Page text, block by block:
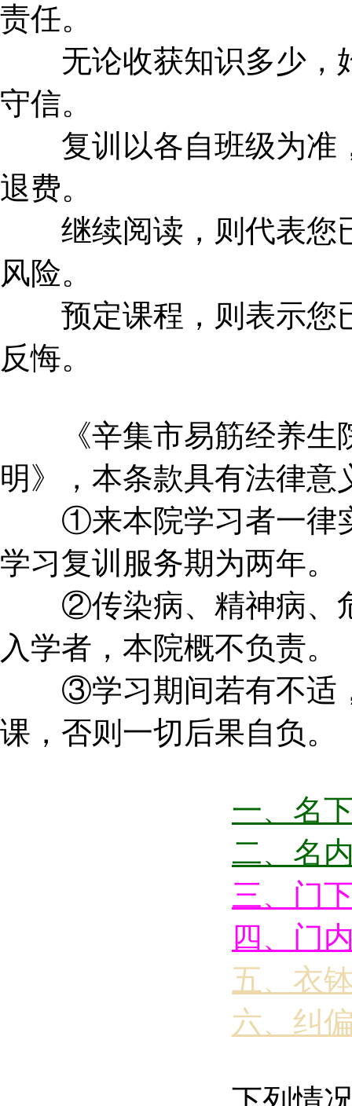
责任。
无论收获知识多少，
守信。
复训以各自班级为准
退费。
继续阅读，则代表您
风险。
预定课程，则表示您
反悔。
《辛集市易筋经养生
明》，本条款具有法律意
①来本院学习者一律实
学习复训服务期为两年。
②传染病、精神病、危
入学者，本院概不负责。
③学习期间若有不适，
课，否则一切后果自负。
一、名
二、名
三、门
四、门
五、衣
六、纠